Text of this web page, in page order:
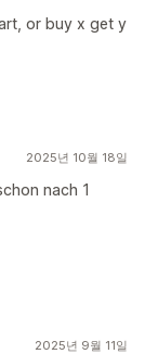
or buy x get y
2025년 10월 18일
nach 1
2025년 9월 11일